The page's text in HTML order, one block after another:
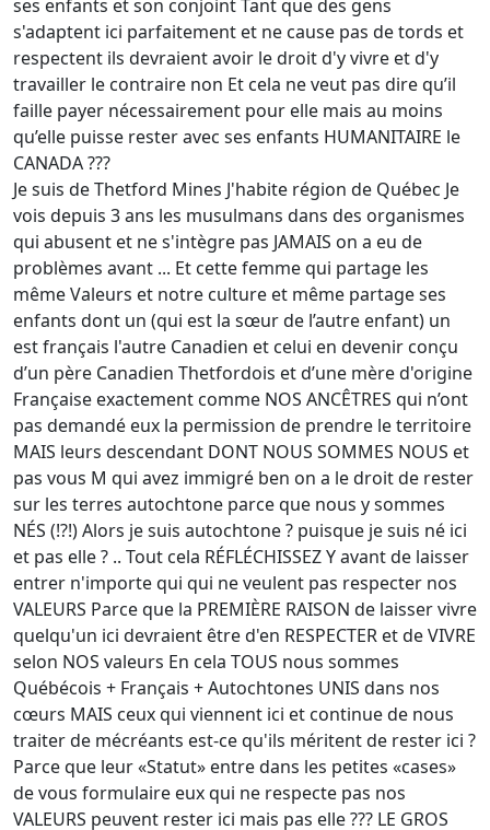
ses enfants et son conjoint Tant que des gens
s'adaptent ici parfaitement et ne cause pas de tords et
respectent ils devraient avoir le droit d'y vivre et d'y
travailler le contraire non Et cela ne veut pas dire qu’il
faille payer nécessairement pour elle mais au moins
qu’elle puisse rester avec ses enfants HUMANITAIRE le
CANADA ???
Je suis de Thetford Mines J'habite région de Québec Je
vois depuis 3 ans les musulmans dans des organismes
qui abusent et ne s'intègre pas JAMAIS on a eu de
problèmes avant ... Et cette femme qui partage les
même Valeurs et notre culture et même partage ses
enfants dont un (qui est la sœur de l’autre enfant) un
est français l'autre Canadien et celui en devenir conçu
d’un père Canadien Thetfordois et d’une mère d'origine
Française exactement comme NOS ANCÊTRES qui n’ont
pas demandé eux la permission de prendre le territoire
MAIS leurs descendant DONT NOUS SOMMES NOUS et
pas vous M qui avez immigré ben on a le droit de rester
sur les terres autochtone parce que nous y sommes
NÉS (!?!) Alors je suis autochtone ? puisque je suis né ici
et pas elle ? .. Tout cela RÉFLÉCHISSEZ Y avant de laisser
entrer n'importe qui qui ne veulent pas respecter nos
VALEURS Parce que la PREMIÈRE RAISON de laisser vivre
quelqu'un ici devraient être d'en RESPECTER et de VIVRE
selon NOS valeurs En cela TOUS nous sommes
Québécois + Français + Autochtones UNIS dans nos
cœurs MAIS ceux qui viennent ici et continue de nous
traiter de mécréants est-ce qu'ils méritent de rester ici ?
Parce que leur «Statut» entre dans les petites «cases»
de vous formulaire eux qui ne respecte pas nos
VALEURS peuvent rester ici mais pas elle ??? LE GROS